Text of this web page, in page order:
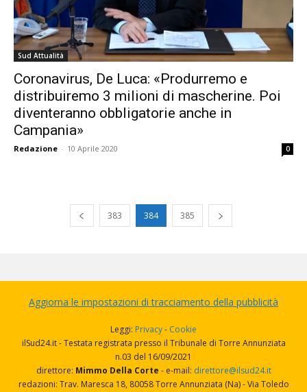
Sud Attualità
Coronavirus, De Luca: «Produrremo e
distribuiremo 3 milioni di mascherine. Poi
diventeranno obbligatorie anche in
Campania»
Redazione - 10 Aprile 2020 0
383 384 385
Aggiorna le impostazioni di tracciamento della pubblicità
Leggi: Privacy- Cookie
ilSud24.it - Testata registrata presso il Tribunale di Torre Annunziata
n.03 del 16/09/2021
direttore: Mimmo Della Corte - e-mail: direttore@ilsud24.it
redazioni: Trav. Maresca 18, 80058 Torre Annunziata (Na) - Via Toledo